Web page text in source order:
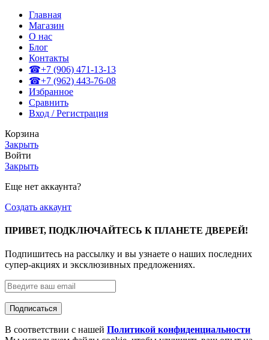
Главная
Магазин
О нас
Блог
Контакты
☎+7 (906) 471-13-13
☎+7 (962) 443-76-08
Избранное
Сравнить
Вход / Регистрация
Корзина
Закрыть
Войти
Закрыть
Еще нет аккаунта?
Создать аккаунт
ПРИВЕТ, ПОДКЛЮЧАЙТЕСЬ К ПЛАНЕТЕ ДВЕРЕЙ!
Подпишитесь на рассылку и вы узнаете о наших последних
супер-акциях и эксклюзивных предложениях.
В соответствии с нашей Политикой конфиденциальности